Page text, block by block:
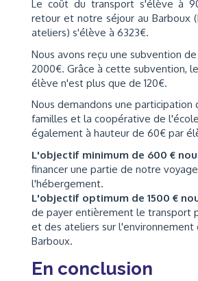
Le coût du transport s'élève à
retour et notre séjour au Barboux
ateliers) s'élève à 6323€.
Nous avons reçu une subvention
2000€. Grâce à cette subvention,
élève n'est plus que de 120€.
Nous demandons une participation
familles et la coopérative de
également à hauteur de 60€ par
L'objectif minimum de 600 €
financer une partie de notre
l'hébergement.
L'objectif optimum de 1500 €
de payer entièrement le transport
et des ateliers sur l'environnement
Barboux.
En conclusion